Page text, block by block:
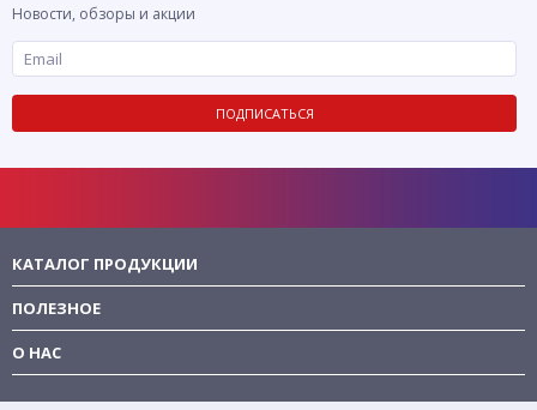
Новости, обзоры и акции
ПОДПИСАТЬСЯ
КАТАЛОГ ПРОДУКЦИИ
ПОЛЕЗНОЕ
О НАС